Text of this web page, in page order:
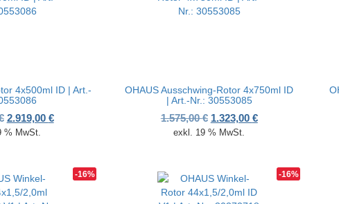
4x500ml ID | Art.-
Ursprünglicher Preis war: 3.475,00 €
2.919,00 €Aktueller Preis ist: 2.919,00 €.
% MwSt.
OHAUS Ausschwing-Rotor 4x750ml ID
| Art.-Nr.: 30553085
1.575,00€ Ursprünglicher Preis war:
1.323,00 €Aktueller Preis
exkl. 19 % MwSt.
-16% -16%